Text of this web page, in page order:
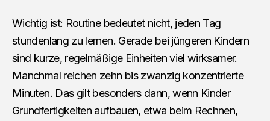
Wichtig ist: Routine bedeutet nicht, jeden Tag
stundenlang zu lernen. Gerade bei jüngeren Kindern
sind kurze, regelmäßige Einheiten viel wirksamer.
Manchmal reichen zehn bis zwanzig konzentrierte
Minuten. Das gilt besonders dann, wenn Kinder
Grundfertigkeiten aufbauen, etwa beim Rechnen,